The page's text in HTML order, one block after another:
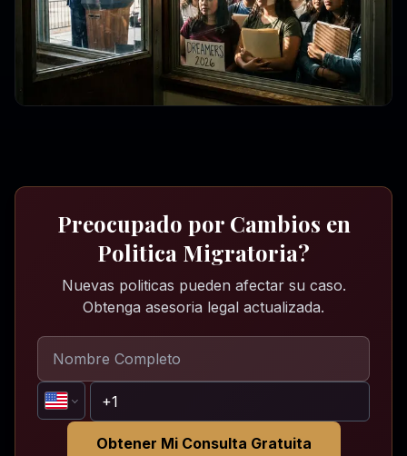
Preocupado por Cambios en
Politica Migratoria?
Nuevas politicas pueden afectar su caso.
Obtenga asesoria legal actualizada.
Obtener Mi Consulta Gratuita